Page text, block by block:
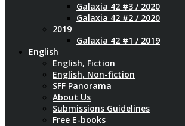
Galaxia 42 #3 / 2020
Galaxia 42 #2 / 2020
2019
Galaxia 42 #1 / 2019
English
English, Fiction
English, Non-fiction
SFF Panorama
About Us
Submissions Guidelines
Free E-books